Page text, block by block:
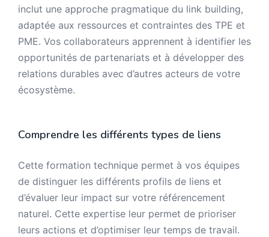
inclut une approche pragmatique du link building,
adaptée aux ressources et contraintes des TPE et
PME. Vos collaborateurs apprennent à identifier les
opportunités de partenariats et à développer des
relations durables avec d’autres acteurs de votre
écosystème.
Comprendre les différents types de liens
Cette formation technique permet à vos équipes
de distinguer les différents profils de liens et
d’évaluer leur impact sur votre référencement
naturel. Cette expertise leur permet de prioriser
leurs actions et d’optimiser leur temps de travail.